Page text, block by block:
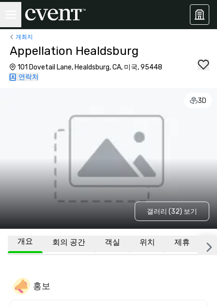
개최지
Appellation Healdsburg
101 Dovetail Lane, Healdsburg, CA, 미국, 95448
연락처
3D
갤러리 (32) 보기
개요 회의 공간 객실 위치 제휴
홍보